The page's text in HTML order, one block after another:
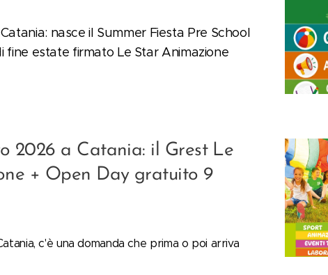
nasce il Summer Fiesta Pre School
fine estate firmato Le Star Animazione
2026 a Catania: il Grest Le
+ Open Day gratuito 9
c'è una domanda che prima o poi arriva